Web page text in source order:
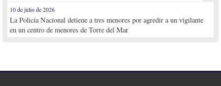
10 de julio de 2026
La Policía Nacional detiene a tres menores por agredir a un vigilante
en un centro de menores de Torre del Mar